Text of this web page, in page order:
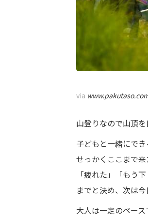
via
山登りなので山頂
子どもと一緒にでき
せっかくここまで
「疲れた」「もう
までと決め、次は
大人は一定のペー